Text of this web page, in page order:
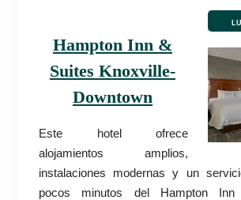
Hampton Inn &
Suites Knoxville-
Downtown
Este hotel ofrece
alojamientos amplios,
instalaciones modernas y un
pocos minutos del Hampton